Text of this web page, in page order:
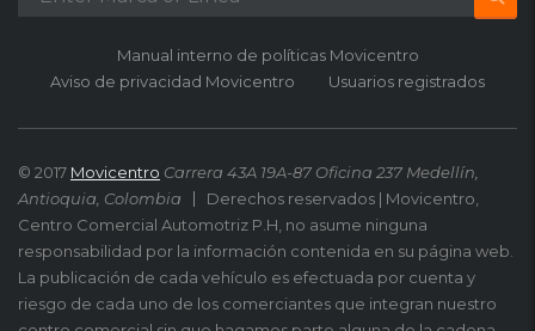
Manual interno de políticas Movicentro
Aviso de privacidad Movicentro
Usuarios registrados
© 2017 Movicentro Carrera 43A 19A-87 Oficina 237 Medellín,
Antioquia, Colombia
Derechos reservados | Movicentro,
Centro Comercial Automotriz P.H, no asume ninguna
responsabilidad por la información contenida en su página web.
La publicación de cada vehículo es efectuada por cuenta y
riesgo de cada uno de los comerciantes que integran nuestro